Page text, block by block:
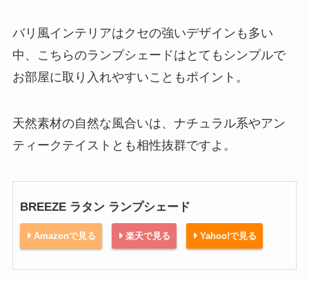
バリ風インテリアはクセの強いデザインも多い
中、こちらのランプシェードはとてもシンプルで
お部屋に取り入れやすいこともポイント。
天然素材の自然な風合いは、ナチュラル系やアン
ティークテイストとも相性抜群ですよ。
BREEZE ラタン ランプシェード
Amazonで見る 楽天で見る Yahoo!で見る